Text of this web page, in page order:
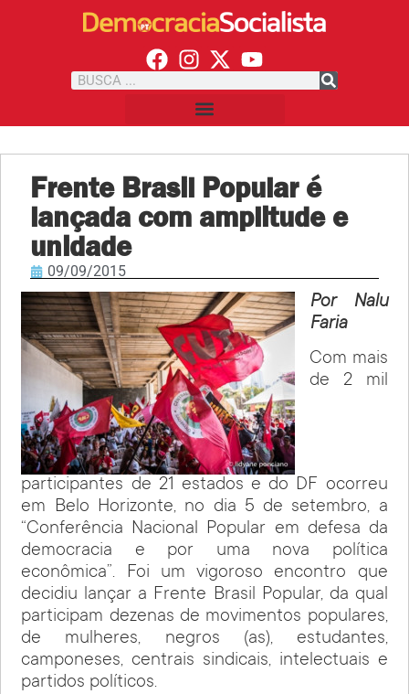
Frente Brasil Popular é
lançada com amplitude e
unidade
09/09/2015
Por Nalu
Faria
Com mais
de 2 mil
participantes de 21 estados e do DF ocorreu
em Belo Horizonte, no dia 5 de setembro, a
“Conferência Nacional Popular em defesa da
democracia e por uma nova política
econômica”. Foi um vigoroso encontro que
decidiu lançar a Frente Brasil Popular, da qual
participam dezenas de movimentos populares,
de mulheres, negros (as), estudantes,
camponeses, centrais sindicais, intelectuais e
partidos políticos.